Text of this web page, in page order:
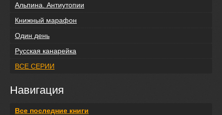
Альпина. Антиутопии
Книжный марафон
Один день
Русская канарейка
ВСЕ СЕРИИ
Навигация
Все последние книги